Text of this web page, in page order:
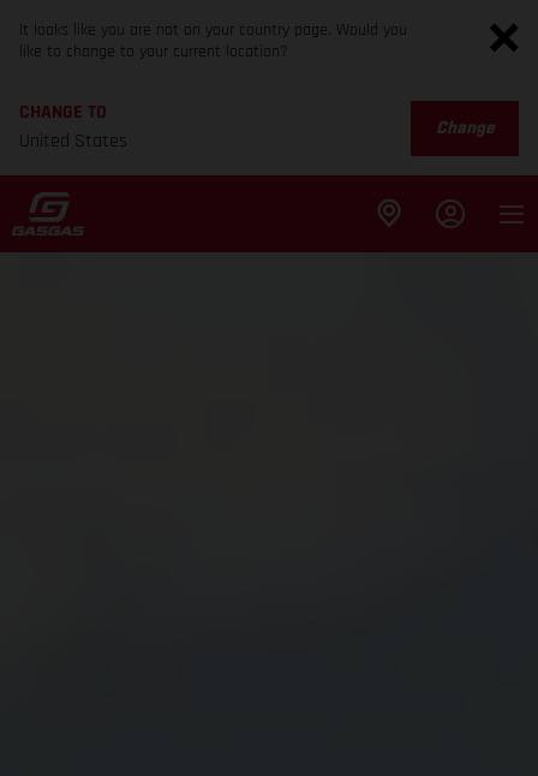
It looks like you are not on your country page. Would you
like to change to your current location?
CHANGE TO
United States
Change